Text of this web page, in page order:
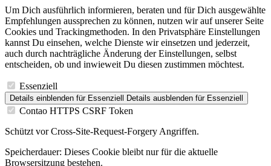
Empfehlungen aussprechen zu können, nutzen wir auf unserer Seite
Cookies und Trackingmethoden. In den Privatsphäre Einstellungen
kannst Du einsehen, welche Dienste wir einsetzen und jederzeit,
auch durch nachträgliche Änderung der Einstellungen, selbst
entscheiden, ob und inwieweit Du diesen zustimmen möchtest.
Details einblenden
Contao HTTPS CSRF Token
Browsersitzung bestehen.
PHP SESSION ID